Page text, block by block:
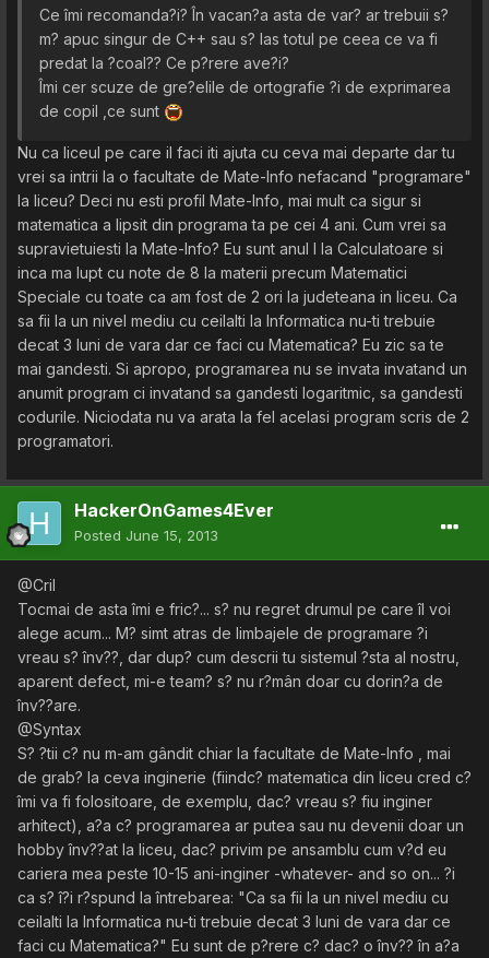
Ce îmi recomanda?i? În vacan?a asta de var? ar trebuii s?
m? apuc singur de C++ sau s? las totul pe ceea ce va fi
predat la ?coal?? Ce p?rere ave?i?
Îmi cer scuze de gre?elile de ortografie ?i de exprimarea
de copil ,ce sunt
Nu ca liceul pe care il faci iti ajuta cu ceva mai departe dar tu
vrei sa intrii la o facultate de Mate-Info nefacand "programare"
la liceu? Deci nu esti profil Mate-Info, mai mult ca sigur si
matematica a lipsit din programa ta pe cei 4 ani. Cum vrei sa
supravietuiesti la Mate-Info? Eu sunt anul I la Calculatoare si
inca ma lupt cu note de 8 la materii precum Matematici
Speciale cu toate ca am fost de 2 ori la judeteana in liceu. Ca
sa fii la un nivel mediu cu ceilalti la Informatica nu-ti trebuie
decat 3 luni de vara dar ce faci cu Matematica? Eu zic sa te
mai gandesti. Si apropo, programarea nu se invata invatand un
anumit program ci invatand sa gandesti logaritmic, sa gandesti
codurile. Niciodata nu va arata la fel acelasi program scris de 2
programatori.
HackerOnGames4Ever
Posted June 15, 2013
@Cril
Tocmai de asta îmi e fric?... s? nu regret drumul pe care îl voi
alege acum... M? simt atras de limbajele de programare ?i
vreau s? înv??, dar dup? cum descrii tu sistemul ?sta al nostru,
aparent defect, mi-e team? s? nu r?mân doar cu dorin?a de
înv??are.
@Syntax
S? ?tii c? nu m-am gândit chiar la facultate de Mate-Info , mai
de grab? la ceva inginerie (fiindc? matematica din liceu cred c?
îmi va fi folositoare, de exemplu, dac? vreau s? fiu inginer
arhitect), a?a c? programarea ar putea sau nu devenii doar un
hobby înv??at la liceu, dac? privim pe ansamblu cum v?d eu
cariera mea peste 10-15 ani-inginer -whatever- and so on... ?i
ca s? î?i r?spund la întrebarea: "Ca sa fii la un nivel mediu cu
ceilalti la Informatica nu-ti trebuie decat 3 luni de vara dar ce
faci cu Matematica?" Eu sunt de p?rere c? dac? o înv?? în a?a